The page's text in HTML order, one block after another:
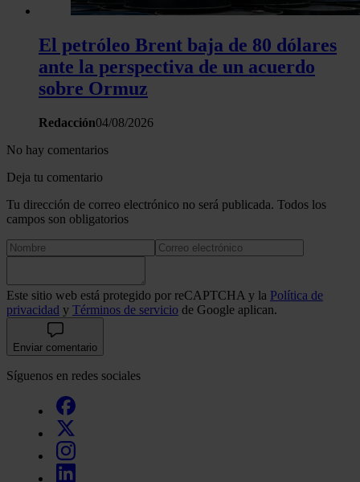
El petróleo Brent baja de 80 dólares
ante la perspectiva de un acuerdo
sobre Ormuz
Redacción04/08/2026
No hay comentarios
Deja tu comentario
Tu dirección de correo electrónico no será publicada. Todos los
campos son obligatorios
Este sitio web está protegido por reCAPTCHA y la Política de
privacidad y Términos de servicio de Google aplican.
Enviar comentario
Síguenos en redes sociales